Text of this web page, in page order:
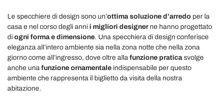
Le specchiere di design sono un’ottima soluzione d’arredo per la
casa e nel corso degli anni i migliori designer ne hanno progettato
di ogni forma e dimensione. Una specchiera di design conferisce
eleganza all’intero ambiente sia nella zona notte che nella zona
giorno come all’ingresso, dove oltre alla funzione pratica svolge
anche una funzione ornamentale indispensabile per questo
ambiente che rappresenta il biglietto da visita della nostra
abitazione.